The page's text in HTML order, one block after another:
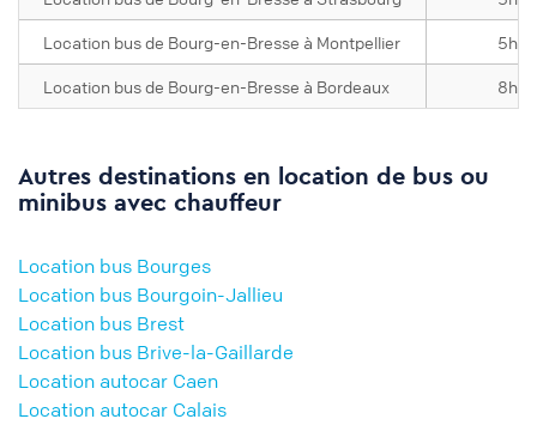
Location bus de Bourg-en-Bresse à Montpellier
Location bus de Bourg-en-Bresse à Bordeaux
Autres destinations en location de bus ou
minibus avec chauffeur
Location bus Bourges
Location bus Bourgoin-Jallieu
Location bus Brest
Location bus Brive-la-Gaillarde
Location autocar Caen
Location autocar Calais